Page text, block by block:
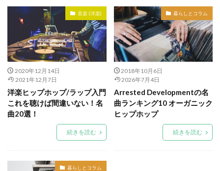
音楽 (洋楽)
2020年12月14日
2021年12月7日
洋楽ヒップホップ/ラップ入門
これを聴けば間違いない！名
曲20選！
続きを読む
暮らしとコラム
2018年10月6日
2026年7月4日
Arrested Developmentの名
曲ランキング10 オーガニック
ヒップホップ
続きを読む
暮らしとコラム